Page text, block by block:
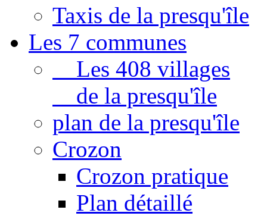
Taxis de la presqu'île
Les 7 communes
Les 408 villages
de la presqu'île
plan de la presqu'île
Crozon
Crozon pratique
Plan détaillé